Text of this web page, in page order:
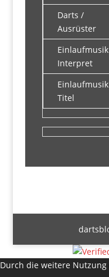
Darts /
Ausrüster
Einlaufmusik
Interpret
Einlaufmusik
Titel
Durch die weitere